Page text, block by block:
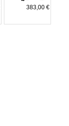
383,00 €